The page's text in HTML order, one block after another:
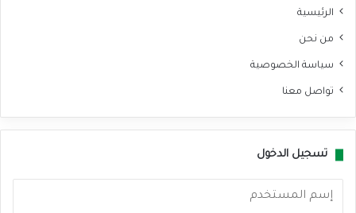
الرئيسية
من نحن
سياسة الخصوصية
تواصل معنا
تسجيل الدخول